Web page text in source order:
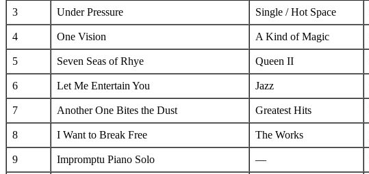
3 Under Pressure Single / Hot Space
4 One Vision A Kind of Magic
5 Seven Seas of Rhye Queen II
6 Let Me Entertain You Jazz
7 Another One Bites the Dust Greatest Hits
8 I Want to Break Free The Works
9 Impromptu Piano Solo —